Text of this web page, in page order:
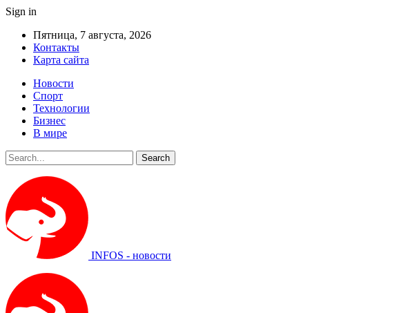
Sign in
Пятница, 7 августа, 2026
Контакты
Карта сайта
Новости
Спорт
Технологии
Бизнес
В мире
INFOS - новости